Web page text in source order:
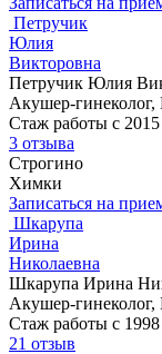
Петручик
Юлия
Викторовна
Петручик Юлия
Акушер-гинеколог,
Стаж работы с 2015
3 отзыва
Строгино
Химки
Записаться на
Шкарупа
Ирина
Николаевна
Шкарупа Ирина
Акушер-гинеколог,
Стаж работы с 1998
21 отзыв